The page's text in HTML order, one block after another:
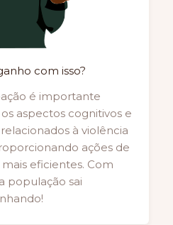
com isso?
é importante
aspectos cognitivos e
à violência
ações de
eficientes. Com
população sai